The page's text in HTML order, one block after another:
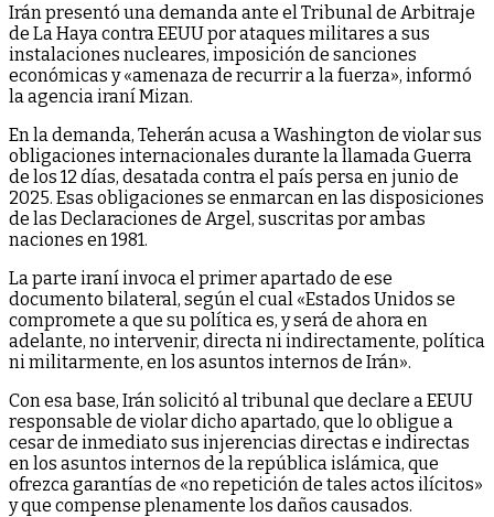
Irán presentó una demanda ante el Tribunal de Arbitraje
de La Haya contra EEUU por ataques militares a sus
instalaciones nucleares, imposición de sanciones
económicas y «amenaza de recurrir a la fuerza», informó
la agencia iraní Mizan.
En la demanda, Teherán acusa a Washington de violar sus
obligaciones internacionales durante la llamada Guerra
de los 12 días, desatada contra el país persa en junio de
2025. Esas obligaciones se enmarcan en las disposiciones
de las Declaraciones de Argel, suscritas por ambas
naciones en 1981.
La parte iraní invoca el primer apartado de ese
documento bilateral, según el cual «Estados Unidos se
compromete a que su política es, y será de ahora en
adelante, no intervenir, directa ni indirectamente, política
ni militarmente, en los asuntos internos de Irán».
Con esa base, Irán solicitó al tribunal que declare a EEUU
responsable de violar dicho apartado, que lo obligue a
cesar de inmediato sus injerencias directas e indirectas
en los asuntos internos de la república islámica, que
ofrezca garantías de «no repetición de tales actos ilícitos»
y que compense plenamente los daños causados.